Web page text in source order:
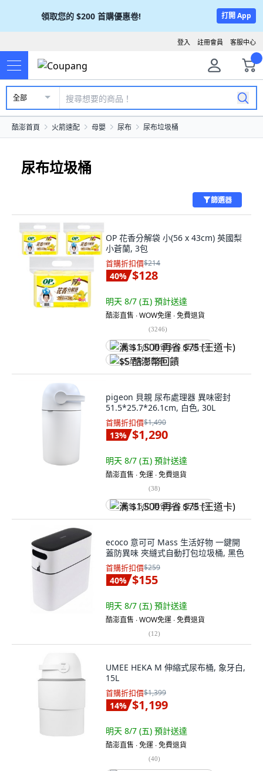
領取您的 $200 首購優惠卷! 打開 App
客服中心
註冊會員
登入
全部
酷澎首頁 火箭速配 母嬰 尿布 尿布垃圾桶
尿布垃圾桶
篩選器
OP 花香分解袋 小(56 x 43cm) 英國梨
小蒼蘭, 3包
首購折扣價$214
40% $128
明天 8/7 (五) 預計送達
酷澎直售 ∙ WOW免運 ∙ 免費退貨
(3246)
满 $1,500 再省 $75 (王道卡)
$5 酷澎幣回饋
pigeon 貝親 尿布處理器 異味密封
51.5*25.7*26.1cm, 白色, 30L
首購折扣價$1,490
13% $1,290
明天 8/7 (五) 預計送達
酷澎直售 ∙ 免運 ∙ 免費退貨
(38)
满 $1,500 再省 $75 (王道卡)
ecoco 意可可 Mass 生活好物 一鍵開
蓋防異味 夾縫式自動打包垃圾桶, 黑色
首購折扣價$259
40% $155
明天 8/7 (五) 預計送達
酷澎直售 ∙ WOW免運 ∙ 免費退貨
(12)
UMEE HEKA M 伸縮式尿布桶, 象牙白,
15L
首購折扣價$1,399
14% $1,199
明天 8/7 (五) 預計送達
酷澎直售 ∙ 免運 ∙ 免費退貨
(40)